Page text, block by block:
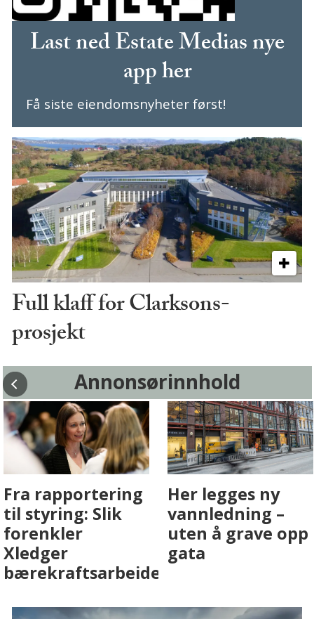
Last ned Estate Medias nye
app her
Få siste eiendomsnyheter først!
Full klaff for Clarksons-
prosjekt
Annonsørinnhold
Fenistra endrer
eiendomsbransjen
med AI. Slik ser vi
på fremtiden
Det er i
Drammen det
skjer